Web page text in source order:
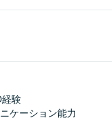
経験
ケーション能力